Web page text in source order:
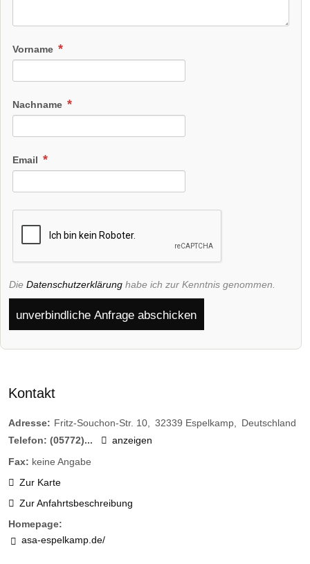
Vorname
Nachname
Email
Die Datenschutzerklärung habe ich zur Kenntnis genommen.
unverbindliche Anfrage abschicken
Kontakt
Adresse: Fritz-Souchon-Str. 10 32339 Espelkamp
Deutschland
Telefon: (05772)...
anzeigen
Fax: keine Angabe
Zur Karte
Zur Anfahrtsbeschreibung
Homepage:
asa-espelkamp.de/